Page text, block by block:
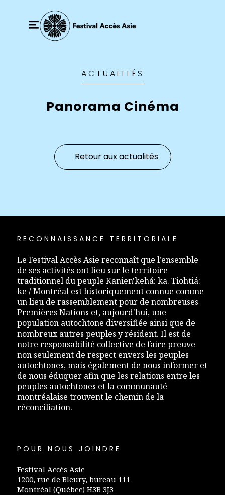
ACTUALITÉS
Panorama Cinéma
Retour aux actualités
RECONNAISSANCE TERRITORIALE
Le Festival Accès Asie reconnaît que l’ensemble
de ses activités ont lieu sur le territoire
traditionnel du peuple Kanien'kehá: ka. Tiohtiá:
ke / Montréal est historiquement connue comme
un lieu de rassemblement pour de nombreuses
Premières Nations et, aujourd'hui, une
population autochtone diversifiée ainsi que de
nombreux autres peuples y résident. Il est de
notre responsabilité collective de faire preuve
non seulement de respect envers les peuples
autochtones, mais également de nous informer et
de nous éduquer afin que les relations entre les
peuples autochtones et la communauté
montréalaise trouvent le chemin de la
réconciliation.
POUR NOUS JOINDRE
Festival Accès Asie
1200, rue de Bleury, bureau 111
Montréal (Québec) H3B 3J3